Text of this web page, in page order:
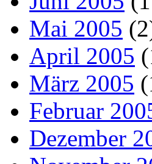
Mai 2005
April 2005
März 2005
Februar
Dezember